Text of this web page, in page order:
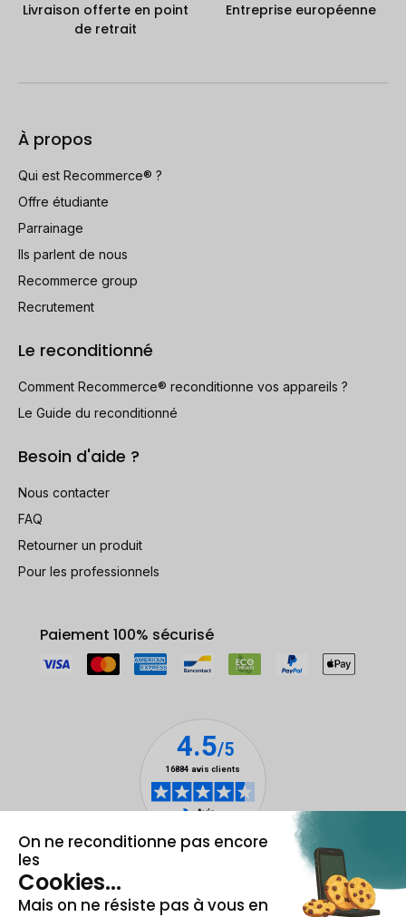
Livraison offerte en point
de retrait
Entreprise européenne
À propos
Qui est Recommerce® ?
Offre étudiante
Parrainage
Ils parlent de nous
Recommerce group
Recrutement
Le reconditionné
Comment Recommerce® reconditionne vos appareils ?
Le Guide du reconditionné
Besoin d'aide ?
Nous contacter
FAQ
Retourner un produit
Pour les professionnels
Paiement 100% sécurisé